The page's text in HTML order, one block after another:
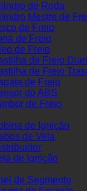
de Roda
Mestre de
de Freio
de Freio
de Freio
de Freio
de Freio
de Freio
do ABS
de Freio
de Ignição
de Vela
de Ignição
de Segmento